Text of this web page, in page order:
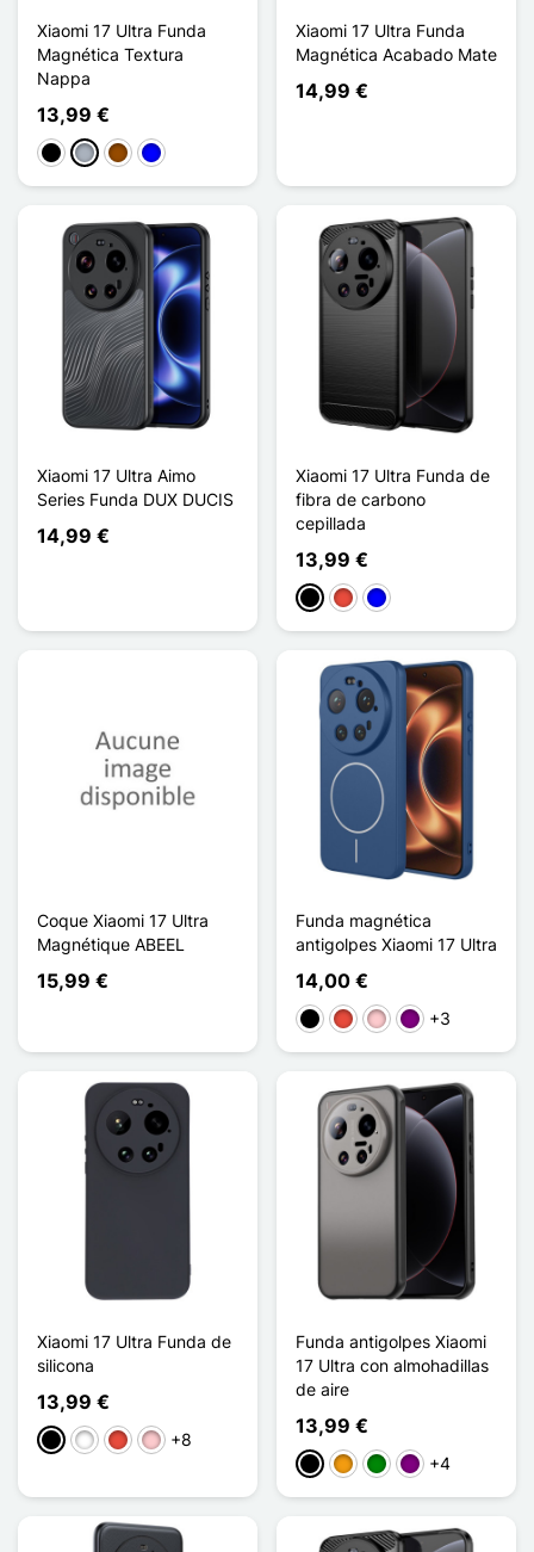
Xiaomi 17 Ultra Funda
Magnética Textura
Nappa
13,99 €
Negro
Gris Marrón
Azul
Xiaomi 17 Ultra Funda
Magnética Acabado Mate
14,99 €
Xiaomi 17 Ultra Aimo
Series Funda DUX DUCIS
14,99 €
Xiaomi 17 Ultra Funda de
fibra de carbono
cepillada
13,99 €
NegroRojoAzul
Coque Xiaomi 17 Ultra
Magnétique ABEEL
15,99 €
Funda magnética
antigolpes Xiaomi 17 Ultra
14,00 €
NegroRojoRosaPúrpura
+3
Xiaomi 17 Ultra Funda de
silicona
13,99 €
NegroBlancoRojoRosa+8
Funda antigolpes Xiaomi
17 Ultra con almohadillas
de aire
13,99 €
NegroNaranja
VerdePúrpura
+4